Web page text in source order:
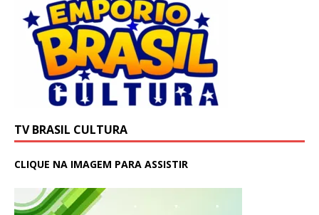
TV BRASIL CULTURA
CLIQUE NA IMAGEM PARA ASSISTIR